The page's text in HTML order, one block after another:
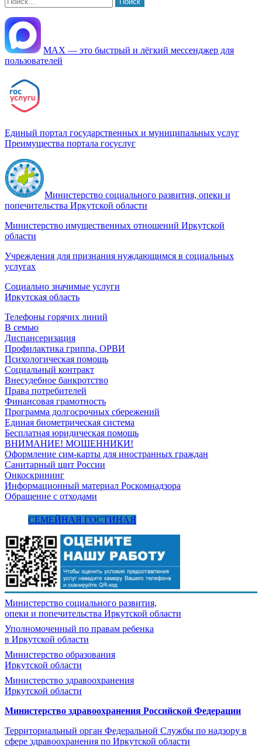
МАХ — это быстрый и лёгкий мессенджер для
пользователей
Единый портал государственных и муниципальных услуг
Преимущества портала госуслуг
Министерство социального развития, опеки и
попечительства Иркутской области
Министерство имущественных отношений Иркутской
области
Учреждения для признания нуждающимся в социальных
услугах
Социально значимые услуги
Иркутская область
Телефоны горячих линий
В семью
Диспансеризация
Профилактика гриппа, ОРВИ
Психологическая помощь
Социальный контракт
Внесудебное банкротство
Права потребителей
Финансовая грамотность
Программа долгосрочных сбережений
Единая биометрическая система
Бесплатная юридическая помощь
ВНИМАНИЕ! МОШЕННИКИ!
Оформление сим-карты для иностранных граждан
Санитарный щит России
Онкоскрининг
Информационный материал Роскомнадзора
Обращение с отходами
СЕМЕЙНАЯ ГОСТИНАЯ
Министерство социального развития,
опеки и попечительства Иркутской области
Уполномоченный по правам ребенка
в Иркутской области
Министерство образования
Иркутской области
Министерство здравоохранения
Иркутской области
Министерство здравоохранения Росcийской Федерации
Территориальный орган Федеральной Службы по надзору в
сфере здравоохранения по Иркутской области